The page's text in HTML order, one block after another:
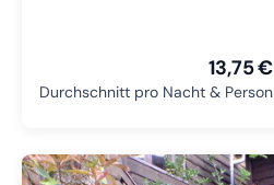
13,75 €
Durchschnitt pro Nacht & Person